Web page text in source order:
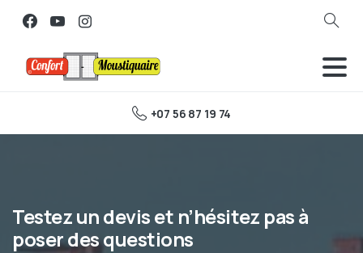
Search
+07 56 87 19 74
Testez un devis et n’hésitez pas à
poser des questions